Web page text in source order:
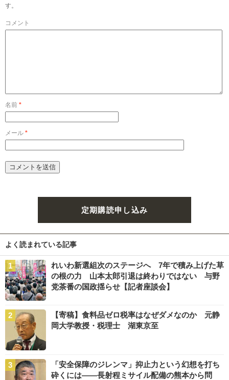
す。
コメント
名前 *
メール *
定期購読申し込み
よく読まれている記事
れいわ新選組次のステージへ 7年で積み上げた草
の根の力 山本太郎引退は終わりではない 与野
党茶番の国政揺らせ【記者座談会】
【寄稿】食料品ゼロ税率はなぜダメなのか 元静
岡大学教授・税理士 湖東京至
「安全保障のジレンマ」抑止力という幻想を打ち
砕くには――長射程ミサイル配備の熊本から問